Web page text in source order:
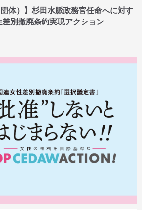
団体）】杉田水脈政務官任命へに対す
別撤廃条約実現アクション